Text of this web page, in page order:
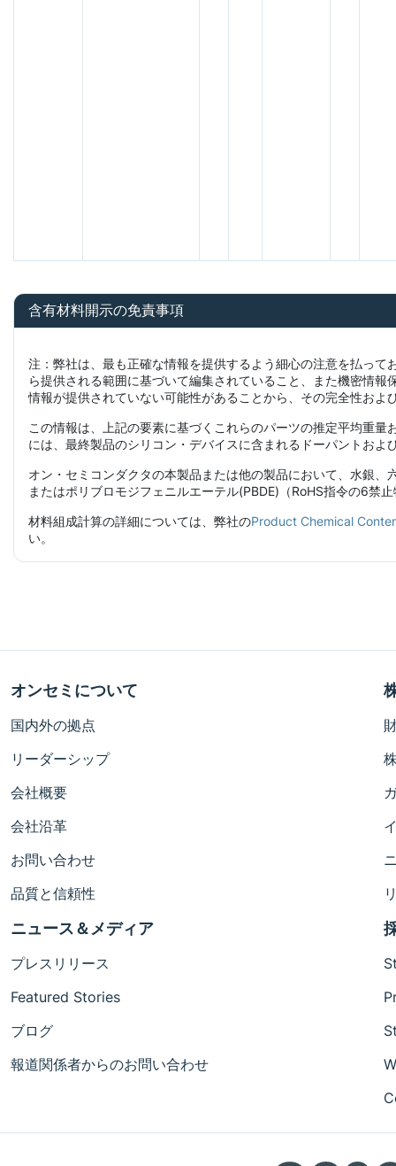
含有材料開示の免責事項
注：弊社は、最も正確な情報を提供するよう細心の注意を払っ
ら提供される範囲に基づいて編集されていること、また機密情
情報が提供されていない可能性があることから、その完全性お
この情報は、上記の要素に基づくこれらのパーツの推定平均重
には、最終製品のシリコン・デバイスに含まれるドーパントお
オン・セミコンダクタの本製品または他の製品において、水銀
またはポリブロモジフェニルエーテル(PBDE)（RoHS指令の6
材料組成計算の詳細については、弊社のProduct Chemical
い。
オンセミについて
国内外の拠点
リーダーシップ
会社概要
会社沿革
お問い合わせ
品質と信頼性
ニュース＆メディア
プレスリリース
Featured Stories
ブログ
報道関係者からのお問い合わせ